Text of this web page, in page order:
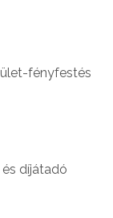
fényfestés
díjátadó